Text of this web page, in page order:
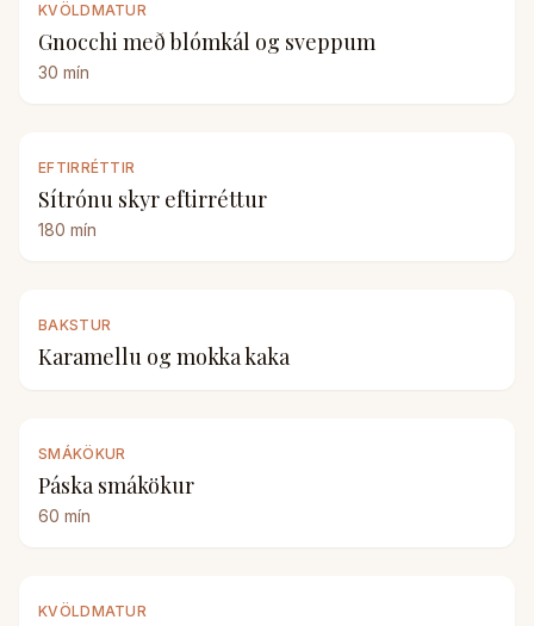
KVÖLDMATUR
Gnocchi með blómkál og sveppum
30 mín
EFTIRRÉTTIR
Sítrónu skyr eftirréttur
180 mín
BAKSTUR
Karamellu og mokka kaka
SMÁKÖKUR
Páska smákökur
60 mín
KVÖLDMATUR